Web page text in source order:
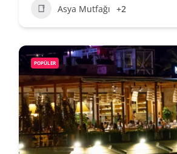
Asya Mutfağı +2
POPÜLER